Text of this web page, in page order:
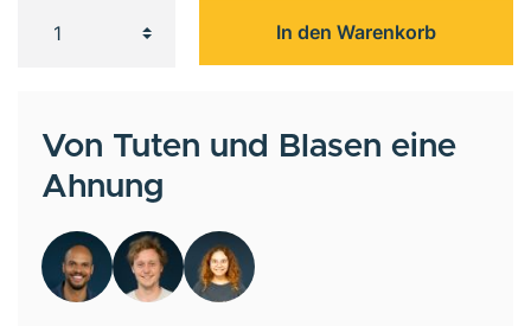
In den Warenkorb
Von Tuten und Blasen eine
Ahnung